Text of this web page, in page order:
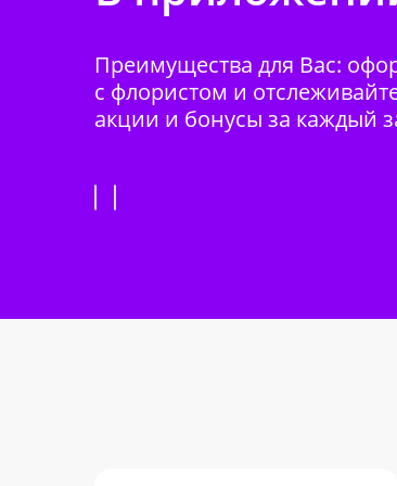
Преимущества для Вас:
с флористом и
акции и бонусы за каждый